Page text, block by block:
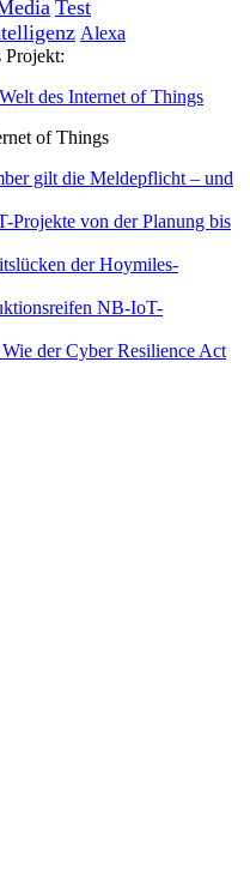
Test
Alexa
Projekt:
of Things
gilt die Meldepflicht – und
Projekte von der Planung bis
der Hoymiles-
NB-IoT-
der Cyber Resilience Act